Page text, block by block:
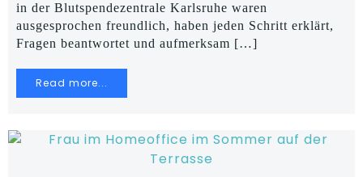
in der Blutspendezentrale Karlsruhe waren
ausgesprochen freundlich, haben jeden Schritt erklärt,
Fragen beantwortet und aufmerksam […]
Read more...